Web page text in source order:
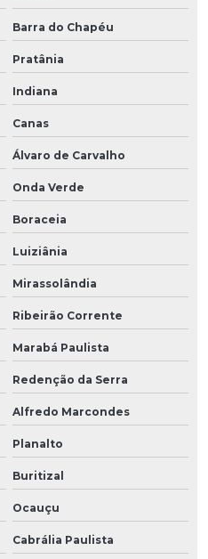
Barra do Chapéu
Pratânia
Indiana
Canas
Álvaro de Carvalho
Onda Verde
Boraceia
Luiziânia
Mirassolândia
Ribeirão Corrente
Marabá Paulista
Redenção da Serra
Alfredo Marcondes
Planalto
Buritizal
Ocauçu
Cabrália Paulista